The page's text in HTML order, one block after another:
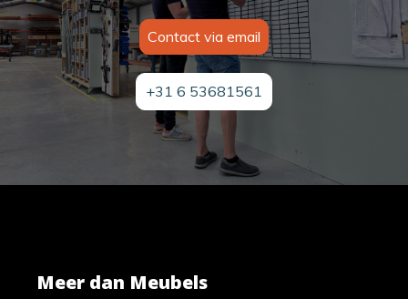
Contact via email
+31 6 53681561
Meer dan Meubels